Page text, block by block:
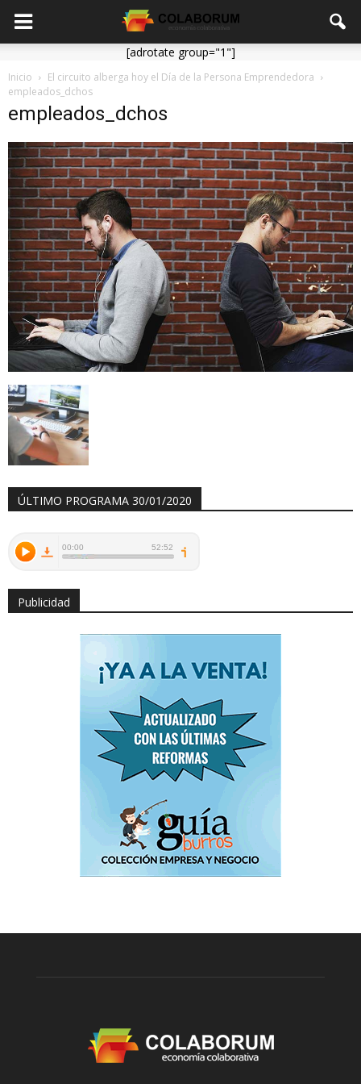
[adrotate group="1"]
Inicio
El circuito alberga hoy el Día de la Persona Emprendedora
empleados_dchos
empleados_dchos
ÚLTIMO PROGRAMA 30/01/2020
Publicidad